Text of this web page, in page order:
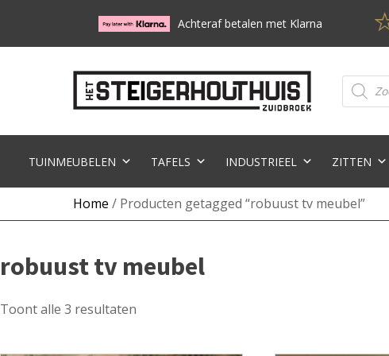
Achteraf betalen met Klarna
Producten
zoeken
TUINMEUBELEN TAFELS INDUSTRIEEL ZITTEN
Home / Producten getagged “robuust tv meubel”
robuust tv meubel
Toont alle 3 resultaten